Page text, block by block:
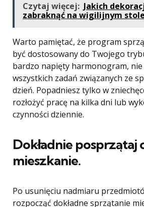
Czytaj więcej: Jakich
zabraknąć na wigilijnym
Warto pamiętać, że program
być dostosowany do Twojego
bardzo napięty harmonogram,
wszystkich zadań związanych ze
dzień. Popadniesz tylko w
rozłożyć pracę na kilka dni lub
czynności dziennie.
Dokładnie posprzątaj
mieszkanie.
Po usunięciu nadmiaru
rozpocząć dokładne sprzątanie